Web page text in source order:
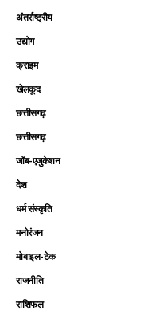
अंतर्राष्ट्रीय
उद्योग
क्राइम
खेलकूद
छत्तीसगढ़
छत्तीसगढ़
जॉब-एजुकेशन
देश
धर्म संस्कृति
मनोरंजन
मोबाइल-टेक
राजनीति
राशिफल